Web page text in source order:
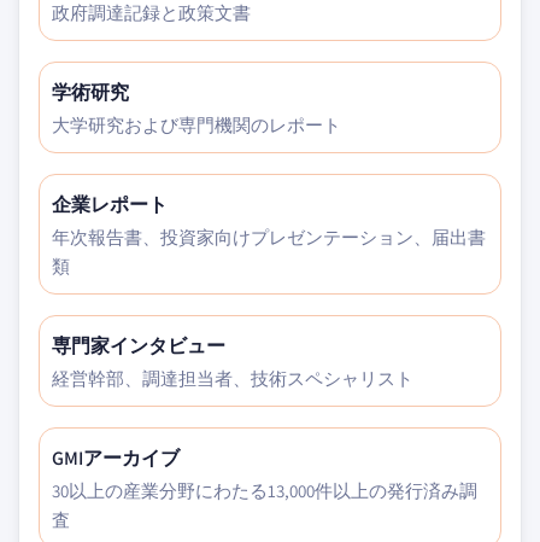
政府調達記録と政策文書
学術研究
大学研究および専門機関のレポート
企業レポート
年次報告書、投資家向けプレゼンテーション、届出書
類
専門家インタビュー
経営幹部、調達担当者、技術スペシャリスト
GMIアーカイブ
30以上の産業分野にわたる13,000件以上の発行済み調
査